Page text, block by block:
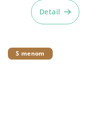
Detail
S menom